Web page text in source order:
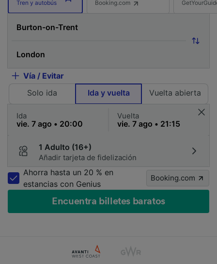
Tren y autobús Booking.com
Vía / Evitar
Solo ida
Ida y vuelta Vuelta abierta
Ida Vuelta
1 Adulto (16+)
Añadir tarjeta de fidelización
Ahorra hasta un 20 % en
estancias con Genius
Booking.com
Encuentra billetes baratos